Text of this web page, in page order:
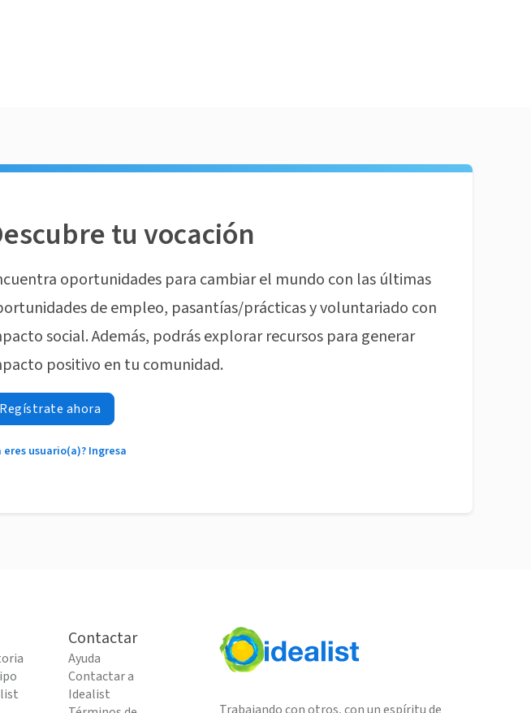
tu vocación
oportunidades para cambiar el mundo con las últimas
de empleo, pasantías/prácticas y voluntariado con
social. Además, podrás explorar recursos para generar
positivo en tu comunidad.
Regístrate ahora
eres usuario(a)? Ingresa
Contactar
Ayuda
Contactar a
Idealist